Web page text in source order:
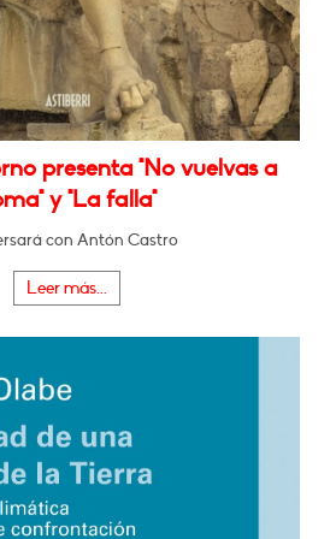
presenta "No vuelvas a
y "La falla"
con Antón Castro
Leer más...